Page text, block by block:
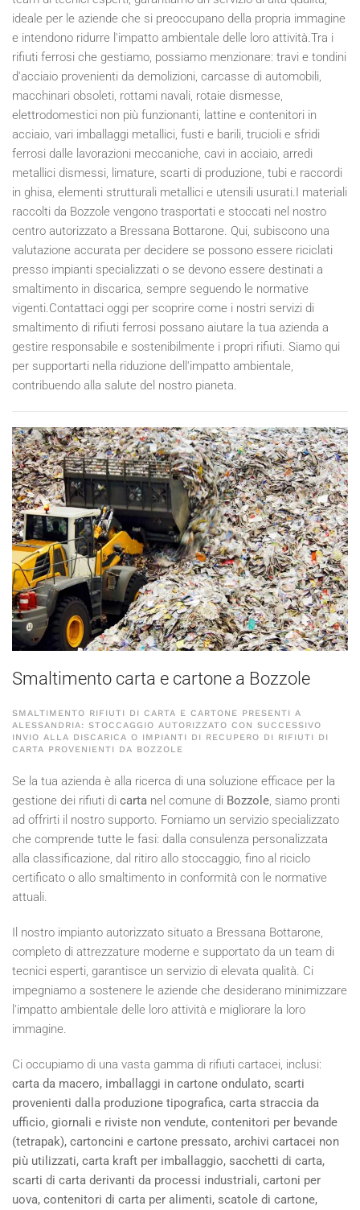
ideale per le aziende che si preoccupano della propria immagine
e intendono ridurre l'impatto ambientale delle loro attività.Tra i
rifiuti ferrosi che gestiamo, possiamo menzionare: travi e tondini
d'acciaio provenienti da demolizioni, carcasse di automobili,
macchinari obsoleti, rottami navali, rotaie dismesse,
elettrodomestici non più funzionanti, lattine e contenitori in
acciaio, vari imballaggi metallici, fusti e barili, trucioli e sfridi
ferrosi dalle lavorazioni meccaniche, cavi in acciaio, arredi
metallici dismessi, limature, scarti di produzione, tubi e raccordi
in ghisa, elementi strutturali metallici e utensili usurati.I materiali
raccolti da Bozzole vengono trasportati e stoccati nel nostro
centro autorizzato a Bressana Bottarone. Qui, subiscono una
valutazione accurata per decidere se possono essere riciclati
presso impianti specializzati o se devono essere destinati a
smaltimento in discarica, sempre seguendo le normative
vigenti.Contattaci oggi per scoprire come i nostri servizi di
smaltimento di rifiuti ferrosi possano aiutare la tua azienda a
gestire responsabile e sostenibilmente i propri rifiuti. Siamo qui
per supportarti nella riduzione dell'impatto ambientale,
contribuendo alla salute del nostro pianeta.
Smaltimento carta e cartone a Bozzole
SMALTIMENTO RIFIUTI DI CARTA E CARTONE PRESENTI A
ALESSANDRIA: STOCCAGGIO AUTORIZZATO CON SUCCESSIVO
INVIO ALLA DISCARICA O IMPIANTI DI RECUPERO DI RIFIUTI DI
CARTA PROVENIENTI DA BOZZOLE
Se la tua azienda è alla ricerca di una soluzione efficace per la
gestione dei rifiuti di carta nel comune di Bozzole, siamo pronti
ad offrirti il nostro supporto. Forniamo un servizio specializzato
che comprende tutte le fasi: dalla consulenza personalizzata
alla classificazione, dal ritiro allo stoccaggio, fino al riciclo
certificato o allo smaltimento in conformità con le normative
attuali.
Il nostro impianto autorizzato situato a Bressana Bottarone,
completo di attrezzature moderne e supportato da un team di
tecnici esperti, garantisce un servizio di elevata qualità. Ci
impegniamo a sostenere le aziende che desiderano minimizzare
l'impatto ambientale delle loro attività e migliorare la loro
immagine.
Ci occupiamo di una vasta gamma di rifiuti cartacei, inclusi:
carta da macero, imballaggi in cartone ondulato, scarti
provenienti dalla produzione tipografica, carta straccia da
ufficio, giornali e riviste non vendute, contenitori per bevande
(tetrapak), cartoncini e cartone pressato, archivi cartacei non
più utilizzati, carta kraft per imballaggio, sacchetti di carta,
scarti di carta derivanti da processi industriali, cartoni per
uova, contenitori di carta per alimenti, scatole di cartone,